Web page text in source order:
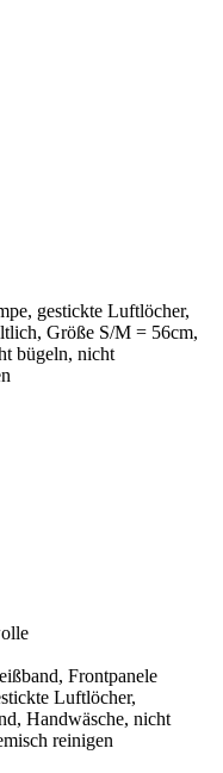
gestickte Luftlöcher,
Größe S/M = 56cm,
bügeln, nicht
Frontpanele
Luftlöcher,
Handwäsche, nicht
reinigen